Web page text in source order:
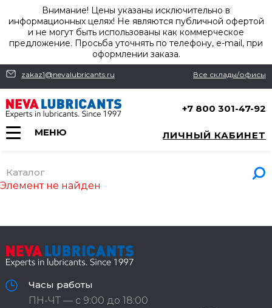
Внимание! Цены указаны исключительно в
информационных целях! Не являются публичной офертой
и не могут быть использованы как коммерческое
предложение. Просьба уточнять по телефону, e-mail, при
оформлении заказа.
zakaz1@nevalubricants.ru Все склады/офисы
+7 800 301-47-92
МЕНЮ ЛИЧНЫЙ КАБИНЕТ
Каталог
Элемент не найден
Часы работы
ПН-ЧТ — с 9:00 до 18:00